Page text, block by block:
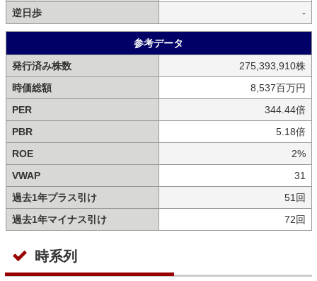
逆日歩
-
参考データ
発行済み株数
275,393,910株
時価総額
8,537百万円
PER
344.44倍
PBR
5.18倍
ROE
2%
VWAP
31
過去1年プラス引け
51回
過去1年マイナス引け
72回
時系列